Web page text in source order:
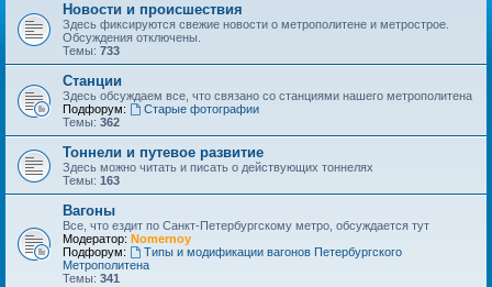
Новости и происшествия
Здесь фиксируются свежие новости о метрополитене и метрострое.
Обсуждения отключены.
Темы: 733
Станции
Здесь обсуждаем все, что связано со станциями нашего метрополитена
Подфорум:
Старые фотографии
Темы: 362
Тоннели и путевое развитие
Здесь можно читать и писать о действующих тоннелях
Темы: 163
Вагоны
Все, что ездит по Санкт-Петербургскому метро, обсуждается тут
Модератор: Nomernoy
Подфорум:
Типы и модификации вагонов Петербургского
Метрополитена
Темы: 341